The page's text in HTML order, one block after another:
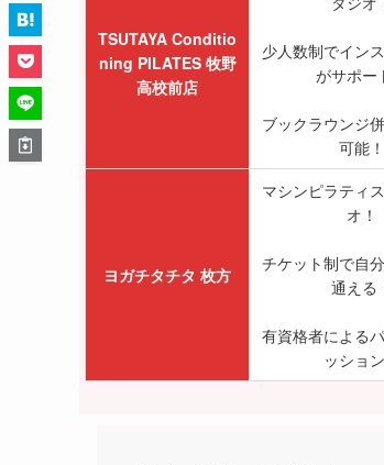
TSUTAYA Conditio
ning PILATES 牧野
高校前店
少人数制でイン
がサポー
ブックラウンジ
可能！
ヨガチタチタ 枚方
マシンピラティ
オ！
チケット制で自
通える
有資格者による
ッション